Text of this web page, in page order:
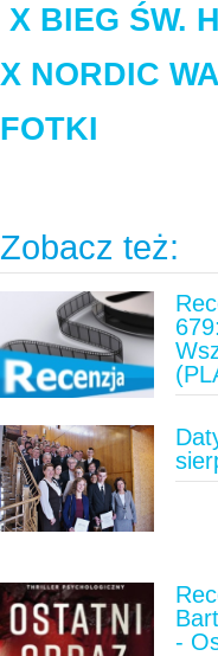
X BIEG ŚW.
X NORDIC
FOTKI
Zobacz też:
-